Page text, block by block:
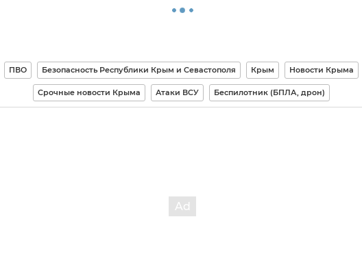
ПВО Безопасность Республики Крым и Севастополя Крым Новости Крыма
Срочные новости Крыма Атаки ВСУ Беспилотник (БПЛА, дрон)